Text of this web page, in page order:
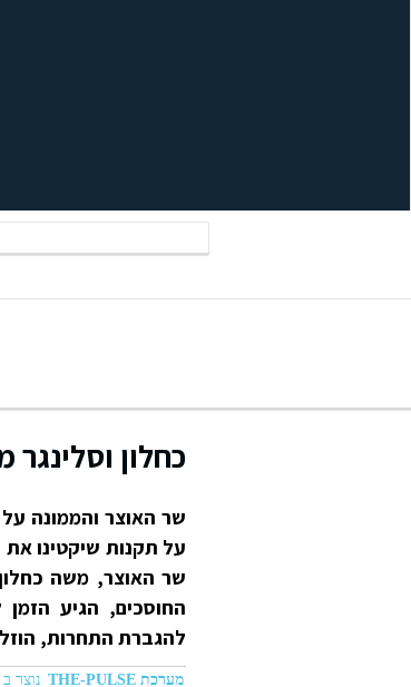
כחלון
שר האוצר והממונה
על תקנות שיקטינו את
שר האוצר, משה
החוסכים, הגיע
להגברת התחרות,
מערכת THE-PULSE נוצר ב 28.12.2016 12:12